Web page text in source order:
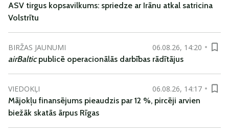
ASV tirgus kopsavilkums: spriedze ar Irānu atkal satricina
Volstrītu
BIRŽAS JAUNUMI
06.08.26, 14:20
airBalticpublicē operacionālās darbības rādītājus
VIEDOKĻI
06.08.26, 14:17
Mājokļu finansējums pieaudzis par 12 %, pircēji arvien
biežāk skatās ārpus Rīgas